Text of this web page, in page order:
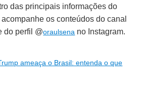
das principais informações do
os conteúdos do canal
do perfil @oraulsena no Instagram.
ameaça o Brasil: entenda o que